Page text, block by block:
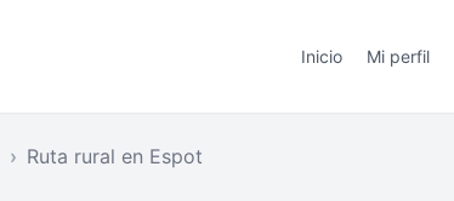
Inicio Mi perfil
Ruta rural en Espot